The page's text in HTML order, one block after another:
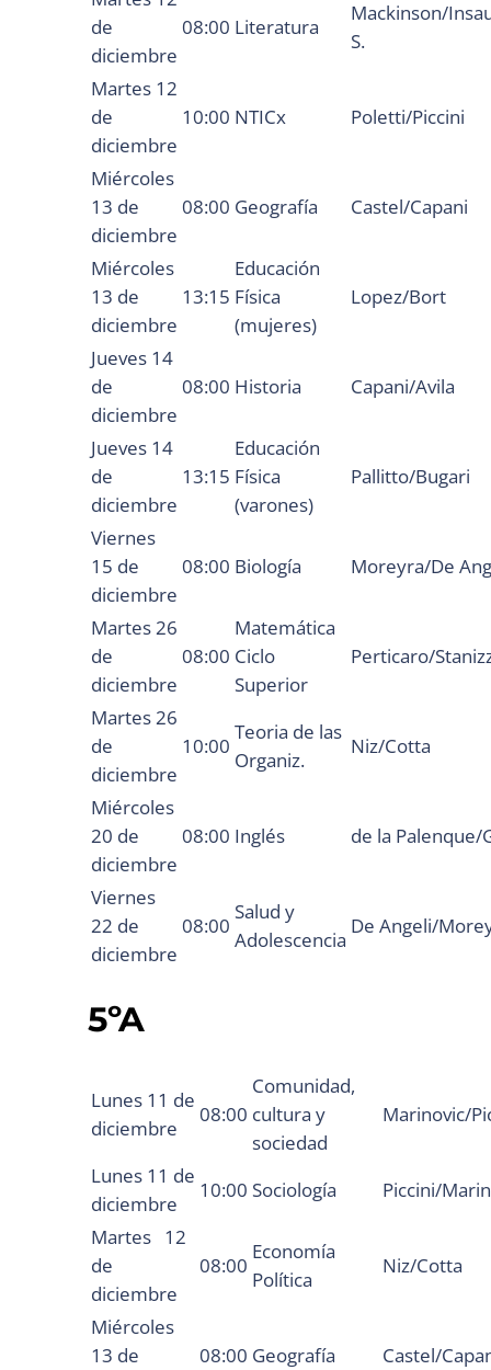
de
diciembre
08:00 Literatura
Mackinson/
S.
Martes 12
de
diciembre
10:00 NTICx Poletti/Piccini
Miércoles
13 de
diciembre
08:00 Geografía Castel/Capani
Miércoles
13 de
diciembre
13:15
Educación
Física
(mujeres)
Lopez/Bort
Jueves 14
de
diciembre
08:00 Historia Capani/Avila
Jueves 14
de
diciembre
13:15
Educación
Física
(varones)
Pallitto/Bugari
Viernes
15 de
diciembre
08:00 Biología Moreyra/De
Martes 26
de
diciembre
08:00
Matemática
Ciclo
Superior
Perticaro/
Martes 26
de
diciembre
10:00
Teoria de las
Organiz.
Niz/Cotta
Miércoles
20 de
diciembre
08:00 Inglés de la Palenque/
Viernes
22 de
diciembre
08:00
Salud y
Adolescencia
De Angeli/
5ºA
Lunes 11 de
diciembre
08:00
Comunidad,
cultura y
sociedad
Marinovic/
Lunes 11 de
diciembre
10:00 Sociología
Piccini/
Martes 12
de
diciembre
08:00
Economía
Política
Niz/Cotta
Miércoles
13 de
08:00 Geografía Castel/